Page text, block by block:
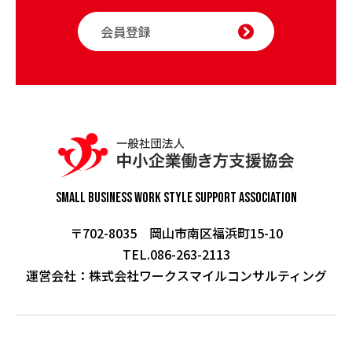
会員登録
Small Business Work StyleSupport Association
〒702-8035 岡山市南区福浜町15-10
TEL.086-263-2113
運営会社： 株式会社ワークスマイルコンサルティング